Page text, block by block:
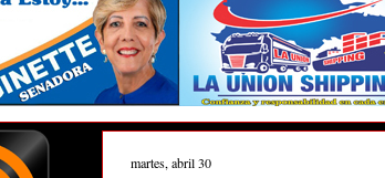
martes, abril 30